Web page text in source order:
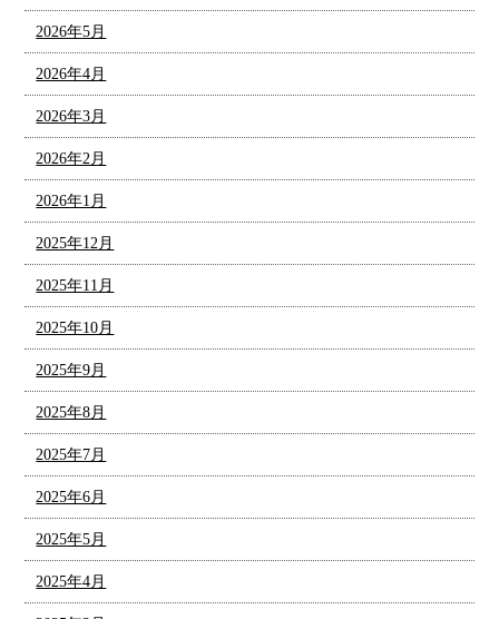
2026年5月
2026年4月
2026年3月
2026年2月
2026年1月
2025年12月
2025年11月
2025年10月
2025年9月
2025年8月
2025年7月
2025年6月
2025年5月
2025年4月